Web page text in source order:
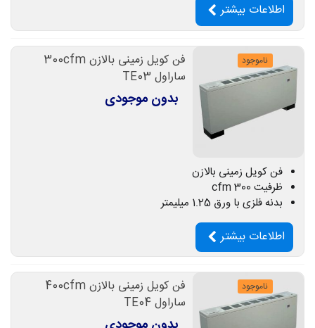
اطلاعات بیشتر
ناموجود
فن کویل زمینی بالازن 300cfm
ساراول TE03
بدون موجودی
فن کویل زمینی بالازن
ظرفیت 300 cfm
بدنه فلزی با ورق 1.25 میلیمتر
اطلاعات بیشتر
ناموجود
فن کویل زمینی بالازن 400cfm
ساراول TE04